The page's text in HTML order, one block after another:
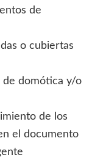
de
o cubiertas
de domótica y/o
de los
el documento